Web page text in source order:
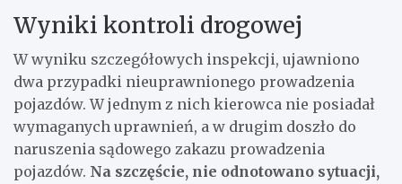
Wyniki kontroli drogowej
W wyniku szczegółowych inspekcji, ujawniono
dwa przypadki nieuprawnionego prowadzenia
pojazdów. W jednym z nich kierowca nie posiadał
wymaganych uprawnień, a w drugim doszło do
naruszenia sądowego zakazu prowadzenia
pojazdów. Na szczęście, nie odnotowano sytuacji,